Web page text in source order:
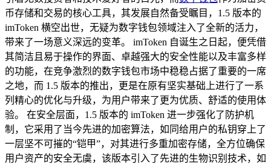
币存储和交易的核心工具，其发展自然备受瞩目，1.5 版本的
imToken 横空出世，无疑为数字钱包领域注入了全新的活力，
带来了一场意义深远的变革。 imToken 自诞生之日起，便凭借
其简洁且易于操作的界面、卓越强大的安全性能以及丰富多样
的功能，在竞争激烈的数字钱包市场中稳稳占据了重要的一席
之地，而 1.5 版本的推出，更是在原有坚实基础上进行了一系
列精心的优化与升级，为用户带来了更为优质、舒适的使用体
验。 在安全层面，1.5 版本的 imToken 进一步强化了防护机
制，它采用了当今先进的加密算法，如同给用户的私钥穿上了
一层坚不可摧的“铠甲”，对其进行多重加密存储，全方位确保
用户资产的安全无虞，该版本引入了先进的生物识别技术，如